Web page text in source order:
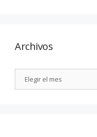
Archivos